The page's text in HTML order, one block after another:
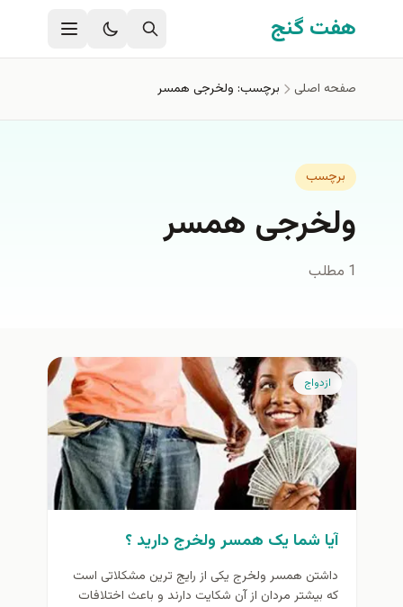
رفتن به محتوای اصلی
هفت گنج
صفحه اصلی برچسب: ولخرجی همسر
برچسب
ولخرجی همسر
1 مطلب
ازدواج
آیا شما یک همسر ولخرج دارید ؟
داشتن همسر ولخرج یکی از رایج ترین مشکلاتی است
که بیشتر مردان از آن شکایت دارند و باعث اختلافات